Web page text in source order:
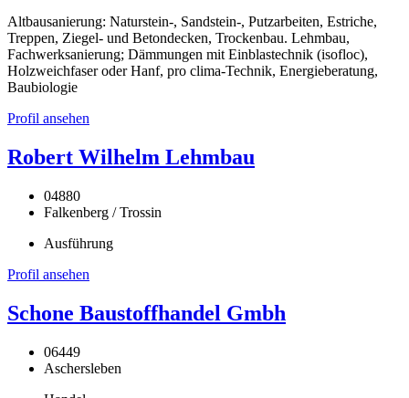
Altbausanierung: Naturstein-, Sandstein-, Putzarbeiten, Estriche,
Treppen, Ziegel- und Betondecken, Trockenbau. Lehmbau,
Fachwerksanierung; Dämmungen mit Einblastechnik (isofloc),
Holzweichfaser oder Hanf, pro clima-Technik, Energieberatung,
Baubiologie
Profil ansehen
Robert Wilhelm Lehmbau
04880
Falkenberg / Trossin
Ausführung
Profil ansehen
Schone Baustoffhandel Gmbh
06449
Aschersleben